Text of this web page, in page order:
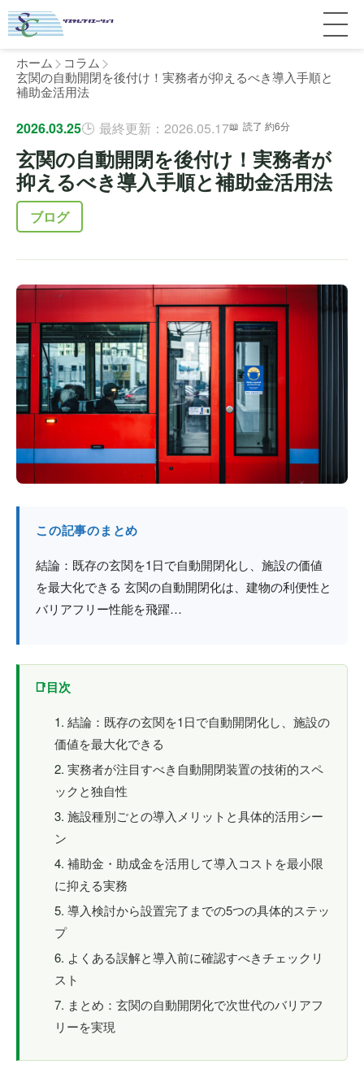
サービス紹介
料金
補助金
個人宅
マンション
ホテル
工場・倉庫
防火戸
全国対応について
神奈川
千葉
埼玉
茨城
栃木
関西エリア
施工事例
お客様の声
製品比較
用語集
コラム
最新情報
個人のお客様へ
法人のお客様へ
ホーム
コラム
玄関の自動開閉を後付け！実務者が抑えるべき導入手順と
補助金活用法
2026.03.25 最終更新：2026.05.17 読了 約6分
玄関の自動開閉を後付け！実務者が
抑えるべき導入手順と補助金活用法
ブログ
この記事のまとめ
結論：既存の玄関を1日で自動開閉化し、施設の価値
を最大化できる 玄関の自動開閉化は、建物の利便性と
バリアフリー性能を飛躍…
目次
結論：既存の玄関を1日で自動開閉化し、施設の
価値を最大化できる
実務者が注目すべき自動開閉装置の技術的スペ
ックと独自性
施設種別ごとの導入メリットと具体的活用シー
ン
補助金・助成金を活用して導入コストを最小限
に抑える実務
導入検討から設置完了までの5つの具体的ステッ
プ
よくある誤解と導入前に確認すべきチェックリ
スト
まとめ：玄関の自動開閉化で次世代のバリアフ
リーを実現